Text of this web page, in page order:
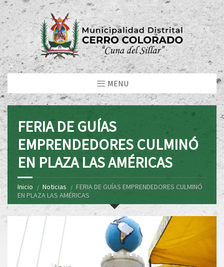
MENU
FERIA DE GUÍAS
EMPRENDEDORES CULMINÓ
EN PLAZA LAS AMÉRICAS
Inicio Noticias
FERIA DE GUÍAS EMPRENDEDORES CULMINÓ
EN PLAZA LAS AMÉRICAS